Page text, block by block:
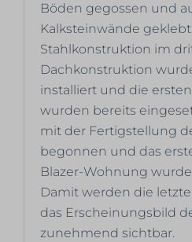
Böden gegossen und
Kalksteinwände
Stahlkonstruktion im
Dachkonstruktion
installiert und die
wurden bereits
mit der Fertigstellung
begonnen und das
Blazer-Wohnung
Damit werden die
das Erscheinungsbild
zunehmend sichtbar.